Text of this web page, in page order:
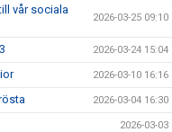
vår sociala
2026-03-25 09:10
2026-03-24 15:04
2026-03-10 16:16
2026-03-04 16:30
2026-03-03